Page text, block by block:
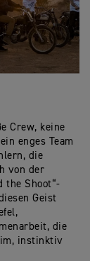
Crew, keine
enges Team
die
von der
the Shoot“-
Geist
die
instinktiv